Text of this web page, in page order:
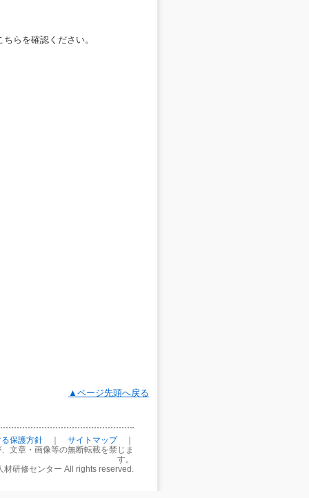
らを確認ください。
▲ページ先頭へ戻る
保護方針 サイトマップ｜
文章・画像等の無断転載を禁じま
す。
研修センター All rights reserved.